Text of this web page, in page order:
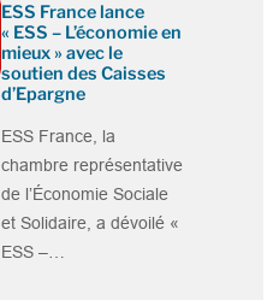
ESS France lance
« ESS – L’économie en
mieux » avec le
soutien des Caisses
d’Epargne
ESS France, la
chambre représentative
de l’Économie Sociale
et Solidaire, a dévoilé «
ESS –…